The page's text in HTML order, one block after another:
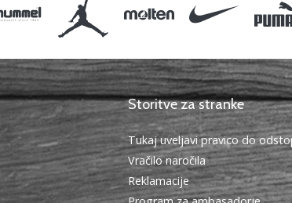
Storitve za stranke
Tukaj uveljavi pravico do
Vračilo naročila
Reklamacije